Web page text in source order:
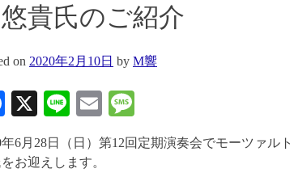
貴氏のご紹介
on 2020年2月10日 by M響
Facebook
X LineEmail
年6月28日（日）第12回定期演奏会でモーツァル
お迎えします。